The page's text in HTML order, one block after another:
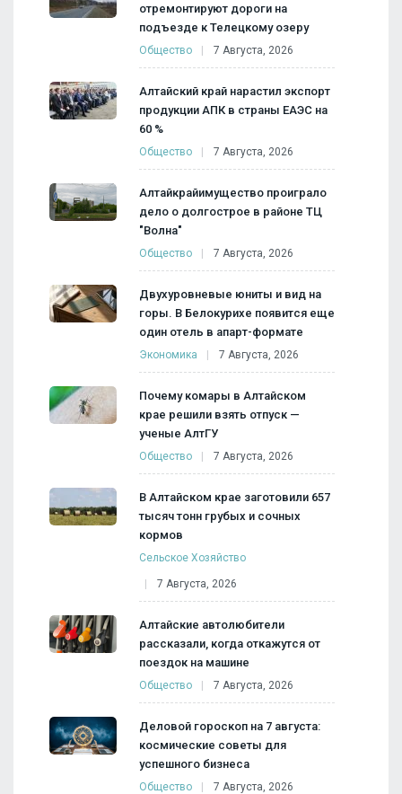
отремонтируют дороги на
подъезде к Телецкому озеру
Общество 7 Августа, 2026
Алтайский край нарастил экспорт
продукции АПК в страны ЕАЭС на
60 %
Общество 7 Августа, 2026
Алтайкрайимущество проиграло
дело о долгострое в районе ТЦ
"Волна"
Общество 7 Августа, 2026
Двухуровневые юниты и вид на
горы. В Белокурихе появится еще
один отель в апарт-формате
Экономика 7 Августа, 2026
Почему комары в Алтайском
крае решили взять отпуск —
ученые АлтГУ
Общество 7 Августа, 2026
В Алтайском крае заготовили 657
тысяч тонн грубых и сочных
кормов
Сельское Хозяйство
7 Августа, 2026
Алтайские автолюбители
рассказали, когда откажутся от
поездок на машине
Общество 7 Августа, 2026
Деловой гороскоп на 7 августа:
космические советы для
успешного бизнеса
Общество 7 Августа, 2026